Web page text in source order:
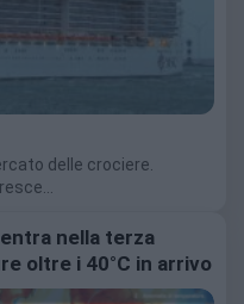
delle crociere.
nella terza
oltre i 40°C in arrivo